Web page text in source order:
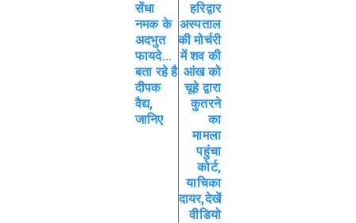
सेंधा
नमक के
अदभुत
फायदे…
बता रहे है
दीपक
वैद्य,
जानिए
हरिद्वार
अस्पताल
की मोर्चरी
में शव की
आंख को
चूहे द्वारा
कुतरने
का
मामला
पहुंचा
कोर्ट,
याचिका
दायर,देखें
वीडियो